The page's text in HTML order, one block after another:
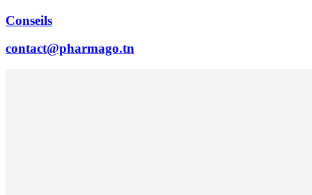
Conseils
contact@pharmago.tn